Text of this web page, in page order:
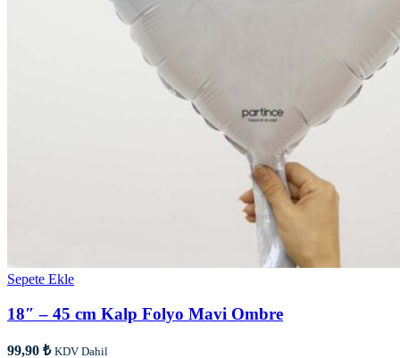
Sepete Ekle
18″ – 45 cm Kalp Folyo Mavi Ombre
99,90 ₺ KDV Dahil